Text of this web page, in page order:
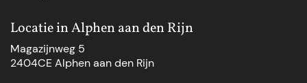
Locatie in Alphen aan den Rijn
Magazijnweg 5
2404CE Alphen aan den Rijn